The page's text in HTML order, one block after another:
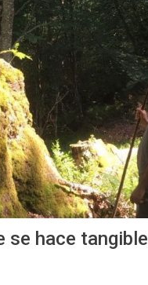
se hace tangible